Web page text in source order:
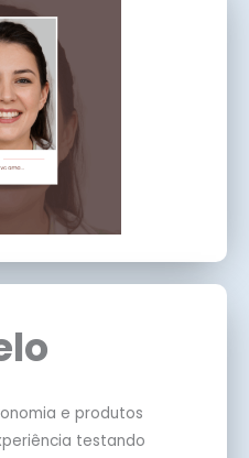
e produtos
testando